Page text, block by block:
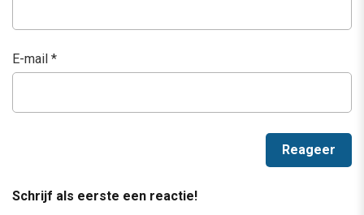
E-mail *
Schrijf als eerste een reactie!